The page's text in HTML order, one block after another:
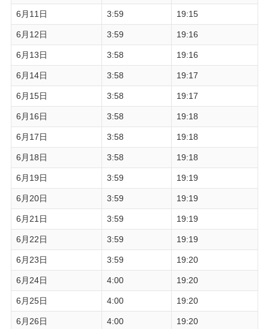
6月11日 3:59 19:15
6月12日 3:59 19:16
6月13日 3:58 19:16
6月14日 3:58 19:17
6月15日 3:58 19:17
6月16日 3:58 19:18
6月17日 3:58 19:18
6月18日 3:58 19:18
6月19日 3:59 19:19
6月20日 3:59 19:19
6月21日 3:59 19:19
6月22日 3:59 19:19
6月23日 3:59 19:20
6月24日 4:00 19:20
6月25日 4:00 19:20
6月26日 4:00 19:20